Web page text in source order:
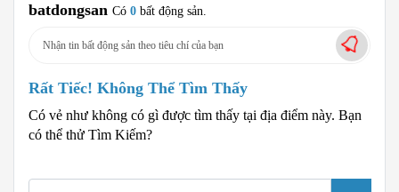
batdongsan Có 0 bất động sản.
Nhận tin bất động sản theo tiêu chí của bạn
Rất Tiếc! Không Thể Tìm Thấy
Có vẻ như không có gì được tìm thấy tại địa điểm này. Bạn
có thể thử Tìm Kiếm?